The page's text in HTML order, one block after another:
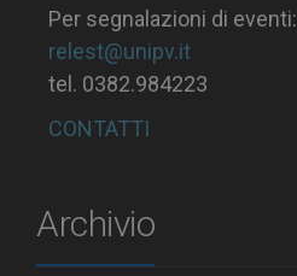
Per segnalazioni di eventi:
relest@unipv.it
tel. 0382.984223
CONTATTI
Archivio